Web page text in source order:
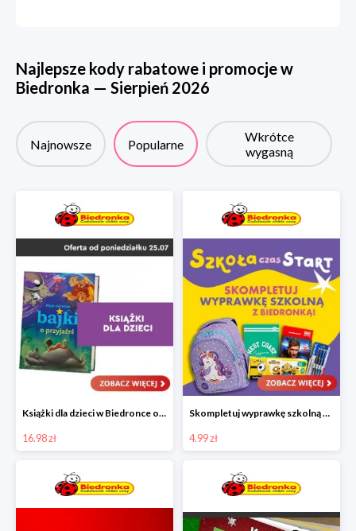
Najlepsze kody rabatowe i promocje w
Biedronka — Sierpień 2026
Najnowsze Popularne
Wkrótce
wygasną
Książki dla dzieci w Biedronce od 16,99 zł
16.98 zł
Skompletuj wyprawkę szkolną z Biedronką od 4,99 zł
4.99 zł